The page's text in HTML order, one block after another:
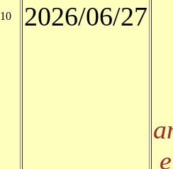
10 2026/06/27